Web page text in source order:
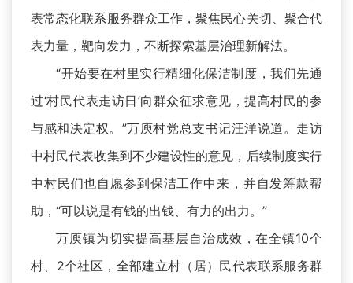
表常态化联系服务群众工作，聚焦民心关切、聚合代
表力量，靶向发力，不断探索基层治理新解法。
“开始要在村里实行精细化保洁制度，我们先通
过‘村民代表走访日’向群众征求意见，提高村民的参
与感和决定权。”万庾村党总支书记汪洋说道。走访
中村民代表收集到不少建设性的意见，后续制度实行
中村民们也自愿参到保洁工作中来，并自发筹款帮
助，“可以说是有钱的出钱、有力的出力。”
万庾镇为切实提高基层自治成效，在全镇10个
村、2个社区，全部建立村（居）民代表联系服务群